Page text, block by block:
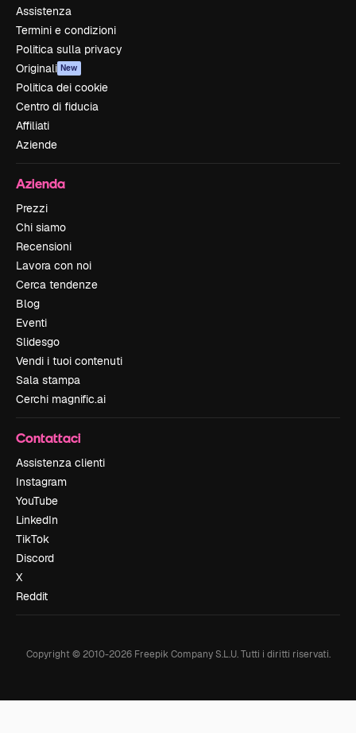
Assistenza
Termini e condizioni
Politica sulla privacy
Originali New
Politica dei cookie
Centro di fiducia
Affiliati
Aziende
Azienda
Prezzi
Chi siamo
Recensioni
Lavora con noi
Cerca tendenze
Blog
Eventi
Slidesgo
Vendi i tuoi contenuti
Sala stampa
Cerchi magnific.ai
Contattaci
Assistenza clienti
Instagram
YouTube
LinkedIn
TikTok
Discord
X
Reddit
Copyright © 2010-2026Freepik Company S.L.U. Tutti i diritti riservati.